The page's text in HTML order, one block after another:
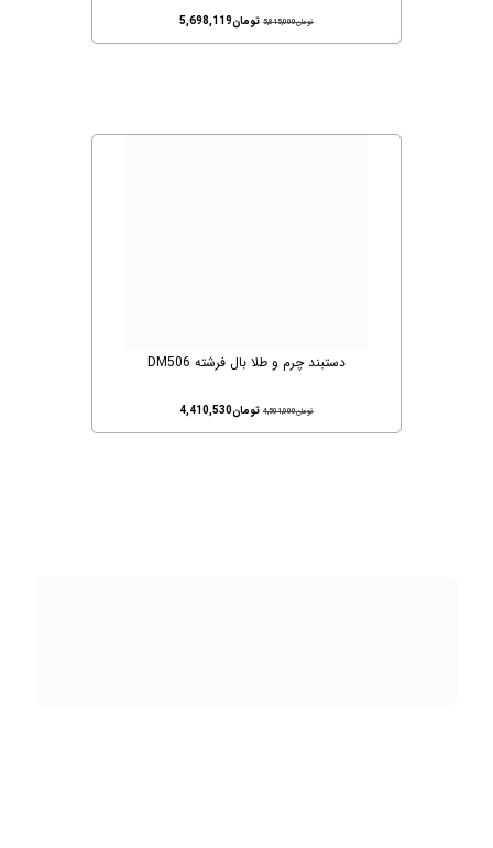
تومان5,815,000 تومان5,698,119
دستبند چرم و طلا بال فرشته DM506
تومان4,501,000 تومان4,410,530